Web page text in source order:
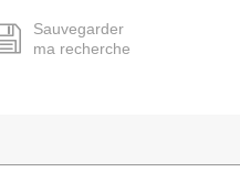
Sauvegarder
ma recherche